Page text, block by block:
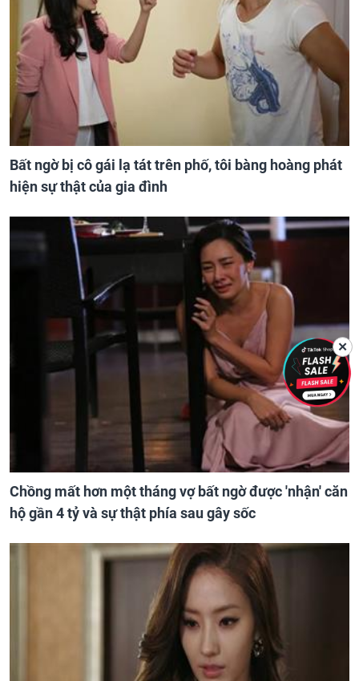
Bất ngờ bị cô gái lạ tát trên phố, tôi bàng hoàng phát
hiện sự thật của gia đình
Chồng mất hơn một tháng vợ bất ngờ được 'nhận' căn
hộ gần 4 tỷ và sự thật phía sau gây sốc
✕